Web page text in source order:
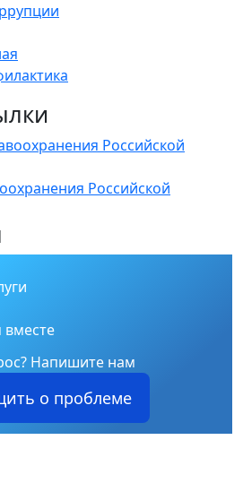
Российской
Напишите нам
о проблеме